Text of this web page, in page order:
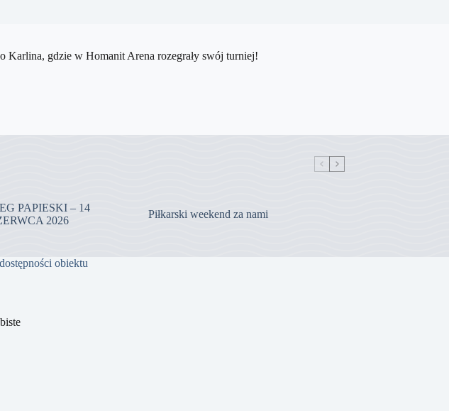
Karlina, gdzie w Homanit Arena rozegrały swój turniej!
PAPIESKI – 14
2026
Piłkarski weekend za nami
obiektu